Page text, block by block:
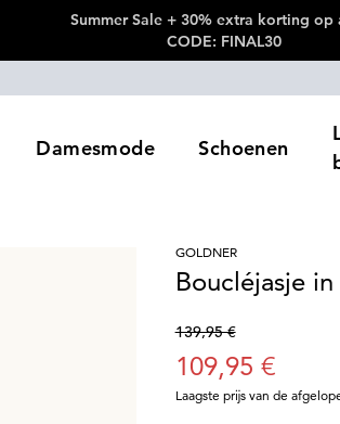
Summer Sale + 30% extra korting op
CODE: FINAL30
Damesmode Schoenen
GOLDNER
Boucléjasje
139,95 €
109,95 €
Laagste prijs van de